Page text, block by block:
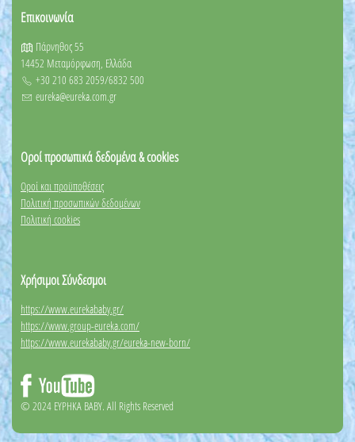
Επικοινωνία
Πάρνηθος 55
14452 Μεταμόρφωση, Ελλάδα
+30 210 683 2059/6832 500
eureka@eureka.com.gr
Οροί προσωπικά δεδομένα & cookies
Οροί και προϋποθέσεις
Πολιτική προσωπικών δεδομένων
Πολιτική cookies
Χρήσιμοι Σύνδεσμοι
https://www.eurekababy.gr/
https://www.group-eureka.com/
https://www.eurekababy.gr/eureka-new-born/
© 2024 EYΡΗΚΑ BABY. All Rights Reserved